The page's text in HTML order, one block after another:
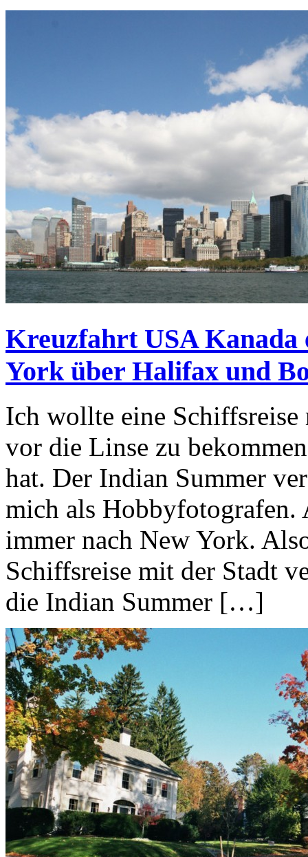
Kreuzfahrt USA Kanada
York über Halifax und
Ich wollte eine Schiffsreise
vor die Linse zu
hat. Der Indian Summer
mich als Hobbyfotografen.
immer nach New York.
Schiffsreise mit der Stadt
die Indian Summer […]